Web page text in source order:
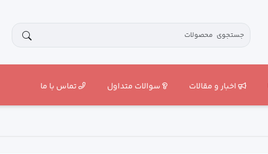
اخبار و مقالات سوالات متداول تماس با ما